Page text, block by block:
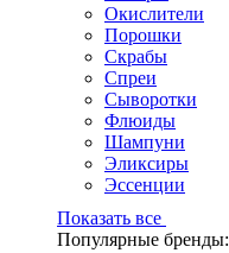
Окислители
Порошки
Скрабы
Спреи
Сыворотки
Флюиды
Шампуни
Эликсиры
Эссенции
Показать все
Популярные бренды: